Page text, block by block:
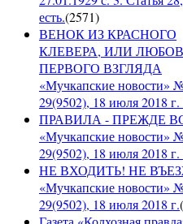
есть.(2571)
ВЕНОК ИЗ КРАСНОГО
КЛЕВЕРА, ИЛИ
ПЕРВОГО ВЗГЛЯДА
«Мучкапские новости»
29(9502), 18 июля 2018 г.
ПРАВИЛА - ПРЕЖДЕ
«Мучкапские новости»
29(9502), 18 июля 2018 г.
НЕ ВХОДИТЬ! НЕ
«Мучкапские новости»
29(9502), 18 июля 2018 г.(